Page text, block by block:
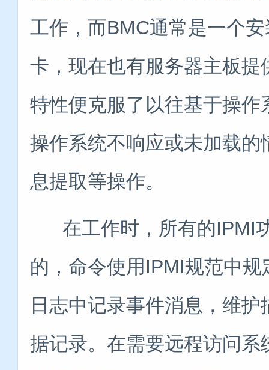
工作，而BMC通常是一个
卡，现在也有服务器主板
特性便克服了以往基于操
操作系统不响应或未加载
息提取等操作。
在工作时，所有的IPMI
的，命令使用IPMI规范中
日志中记录事件消息，维
据记录。在需要远程访问